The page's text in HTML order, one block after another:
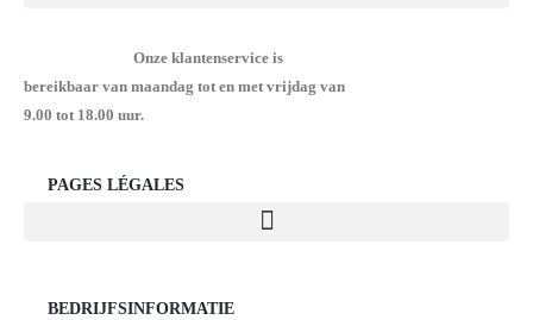
Onze klantenservice is
bereikbaar van maandag tot en met vrijdag van
9.00 tot 18.00 uur.
PAGES LÉGALES
BEDRIJFSINFORMATIE